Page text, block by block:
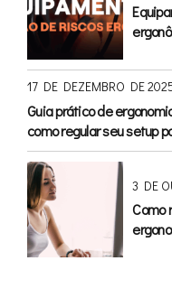
17 DE DEZEMBRO DE
Guia prático de
como regular seu setup
saúde e produtividade
3 DE
Como